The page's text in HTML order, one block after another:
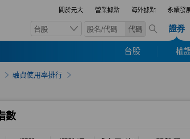
關於元大 營業據點 海外據點 永續發
台股 代碼 證券
台股 權
融資使用率排行